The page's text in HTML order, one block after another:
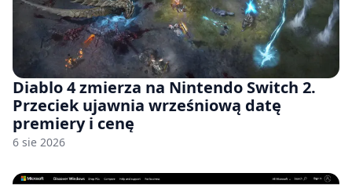
Diablo 4 zmierza na Nintendo Switch 2.
Przeciek ujawnia wrześniową datę
premiery i cenę
6 sie 2026